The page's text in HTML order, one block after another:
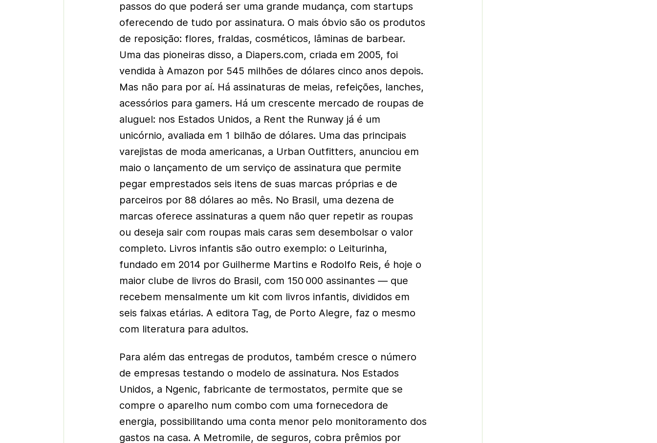
passos do que poderá ser uma grande mudança, com startups
oferecendo de tudo por assinatura. O mais óbvio são os produtos
de reposição: flores, fraldas, cosméticos, lâminas de barbear.
Uma das pioneiras disso, a Diapers.com, criada em 2005, foi
vendida à Amazon por 545 milhões de dólares cinco anos depois.
Mas não para por aí. Há assinaturas de meias, refeições, lanches,
acessórios para gamers. Há um crescente mercado de roupas de
aluguel: nos Estados Unidos, a Rent the Runway já é um
unicórnio, avaliada em 1 bilhão de dólares. Uma das principais
varejistas de moda americanas, a Urban Outfitters, anunciou em
maio o lançamento de um serviço de assinatura que permite
pegar emprestados seis itens de suas marcas próprias e de
parceiros por 88 dólares ao mês. No Brasil, uma dezena de
marcas oferece assinaturas a quem não quer repetir as roupas
ou deseja sair com roupas mais caras sem desembolsar o valor
completo. Livros infantis são outro exemplo: o Leiturinha,
fundado em 2014 por Guilherme Martins e Rodolfo Reis, é hoje o
maior clube de livros do Brasil, com 150 000 assinantes — que
recebem mensalmente um kit com livros infantis, divididos em
seis faixas etárias. A editora Tag, de Porto Alegre, faz o mesmo
com literatura para adultos.
Para além das entregas de produtos, também cresce o número
de empresas testando o modelo de assinatura. Nos Estados
Unidos, a Ngenic, fabricante de termostatos, permite que se
compre o aparelho num combo com uma fornecedora de
energia, possibilitando uma conta menor pelo monitoramento dos
gastos na casa. A Metromile, de seguros, cobra prêmios por